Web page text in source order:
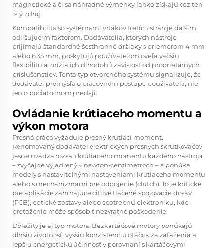
magnetické a či sa náhradné výmenky ľahko získajú cez ten
istý zdroj.
Kompatibilita so systémami vrtákov tretích strán je ďalším
odlišujúcim faktorom. Dodávatelia, ktorých nástroje
prijímajú štandardné šesťhranné držiaky s priemerom 4 mm
alebo 6,35 mm, poskytujú používateľom oveľa väčšiu
flexibilitu a znížia ich dlhodobú závislosť od proprietárnych
príslušenstiev. Tento typ otvoreného systému signalizuje, že
dodávateľ premýšľa o pracovnom postupe používateľa, nie
len o počiatočnom predaji.
Ovládanie krútiaceho momentu a
výkon motora
Presná práca vyžaduje presný krútiaci moment.
Renomovaný dodávateľ elektrických presných skrutkovačov
jasne uvádza rozsah krútiaceho momentu každého nástroja
– zvyčajne vyjadrený v newton-centimetroch – a ponúka
modely s nastaviteľnými nastaveniami krútiaceho momentu
alebo s mechanizmami pre odpojenie (clutch). To je kritické
pre aplikácie zahŕňajúce citlivé tlačené spojovacie dosky
(PCB), optické zostavy alebo spotrebnú elektroniku, kde
preťaženie môže spôsobiť nezvratné poškodenie.
Dôležitý je aj typ motora. Bezkartáčové motory ponúkajú
dlhšiu životnosť, vyššiu konzistenciu otáčok za zaťaženia a
lepšiu energetickú účinnosť v porovnaní s kartáčovými